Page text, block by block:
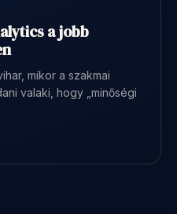
a jobb
mikor a szakmai
valaki, hogy „minőségi